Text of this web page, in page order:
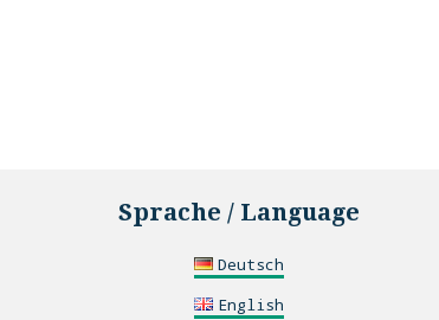
Sprache / Language
Deutsch
English